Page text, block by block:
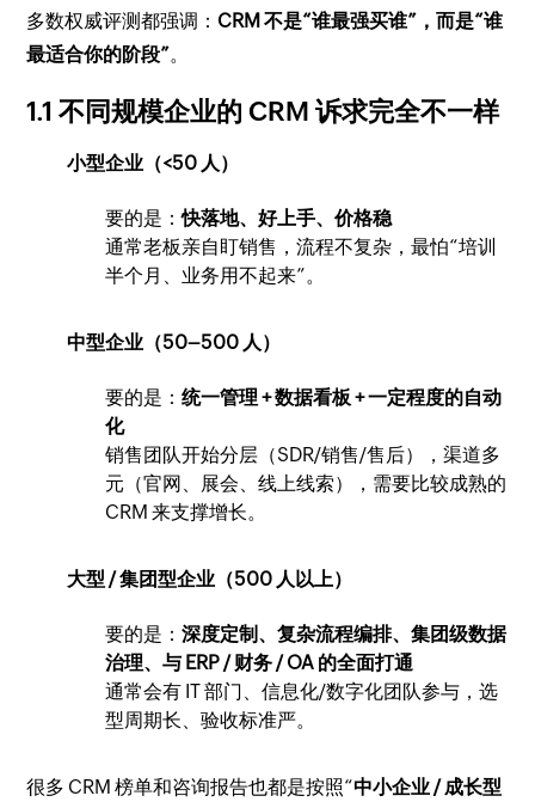
多数权威评测都强调： CRM 不是“谁最强买谁”，而是“谁
最适合你的阶段”。
1.1 不同规模企业的 CRM 诉求完全不一样
小型企业（<50 人）
要的是：快落地、好上手、价格稳
通常老板亲自盯销售，流程不复杂，最怕“培训
半个月、业务用不起来”。
中型企业（50–500 人）
要的是：统一管理 + 数据看板 + 一定程度的自动
化
销售团队开始分层（SDR/销售/售后），渠道多
元（官网、展会、线上线索），需要比较成熟的
CRM 来支撑增长。
大型 / 集团型企业（500 人以上）
要的是：深度定制、复杂流程编排、集团级数据
治理、与 ERP / 财务 / OA 的全面打通
通常会有 IT 部门、信息化/数字化团队参与，选
型周期长、验收标准严。
很多 CRM 榜单和咨询报告也都是按照“中小企业 / 成长型